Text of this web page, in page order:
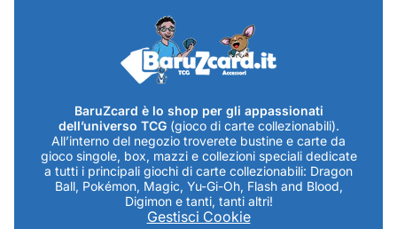
BaruZcard è lo shop per gli appassionati
dell’universo TCG (gioco di carte collezionabili).
All’interno del negozio troverete bustine e carte da
gioco singole, box, mazzi e collezioni speciali dedicate
a tutti i principali giochi di carte collezionabili: Dragon
Ball, Pokémon, Magic, Yu-Gi-Oh, Flash and Blood,
Digimon e tanti, tanti altri!
Gestisci Cookie